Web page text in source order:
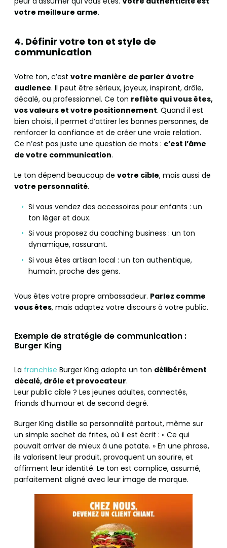
votre meilleure arme.
4. Définir votre ton et style de
communication
Votre ton, c’est votre manière de parler à votre
audience. Il peut être sérieux, joyeux, inspirant, drôle,
décalé, ou professionnel. Ce ton reflète qui vous êtes,
vos valeurs et votre positionnement. Quand il est
bien choisi, il permet d’attirer les bonnes personnes, de
renforcer la confiance et de créer une vraie relation.
Ce n’est pas juste une question de mots : c’est l’âme
de votre communication.
Le ton dépend beaucoup de votre cible, mais aussi de
votre personnalité.
Si vous vendez des accessoires pour enfants : un
ton léger et doux.
Si vous proposez du coaching business : un ton
dynamique, rassurant.
Si vous êtes artisan local : un ton authentique,
humain, proche des gens.
Vous êtes votre propre ambassadeur. Parlez comme
vous êtes, mais adaptez votre discours à votre public.
Exemple de stratégie de communication :
Burger King
La franchise Burger King adopte un ton délibérément
décalé, drôle et provocateur.
Leur public cible ? Les jeunes adultes, connectés,
friands d’humour et de second degré.
Burger King distille sa personnalité partout, même sur
un simple sachet de frites, où il est écrit : « Ce qui
pouvait arriver de mieux à une patate. » En une phrase,
ils valorisent leur produit, provoquent un sourire, et
affirment leur identité. Le ton est complice, assumé,
parfaitement aligné avec leur image de marque.